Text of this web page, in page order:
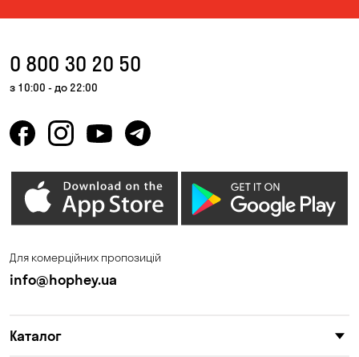
0 800 30 20 50
з 10:00 - до 22:00
Для комерційних пропозицій
info@hophey.ua
Каталог